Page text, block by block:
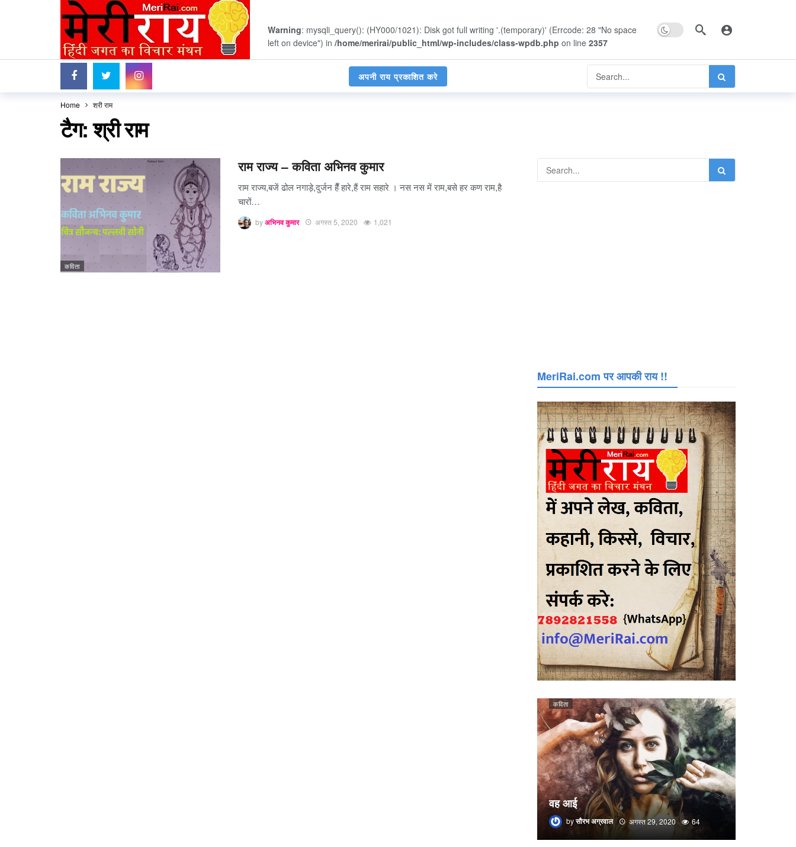
Warning: mysqli_query(): (HY000/1021): Disk got full writing '.(temporary)' (Errcode: 28 "No space
left on device") in /home/merirai/public_html/wp-includes/class-wpdb.php on line 2357
Dark mode
अपनी राय प्रकाशित करे
Home श्री राम
टैग:श्री राम
कविता
राम राज्य – कविता अभिनव कुमार
राम राज्य,बजें ढोल नगाड़े,दुर्जन हैँ हारे,हैं राम सहारे । नस नस में राम,बसे हर कण राम,है
चारों…
byअभिनव कुमार अगस्त 5, 2020 1,021
MeriRai.com पर आपकी राय !!
कविता
वह आई
byसौरभ अग्रवाल अगस्त 29, 2020 64